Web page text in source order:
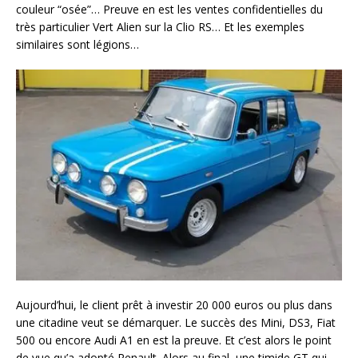
couleur “osée”… Preuve en est les ventes confidentielles du
très particulier Vert Alien sur la Clio RS… Et les exemples
similaires sont légions…
Aujourd’hui, le client prêt à investir 20 000 euros ou plus dans
une citadine veut se démarquer. Le succès des Mini, DS3, Fiat
500 ou encore Audi A1 en est la preuve. Et c’est alors le point